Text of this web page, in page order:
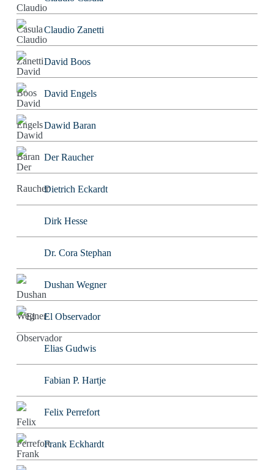
Claudio Zanetti
David Boos
David Engels
Dawid Baran
Der Raucher
Dietrich Eckardt
Dirk Hesse
Dr. Cora Stephan
Dushan Wegner
El Observador
Elias Gudwis
Fabian P. Hartje
Felix Perrefort
Frank Eckhardt